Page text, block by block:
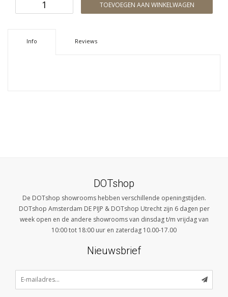
TOEVOEGEN AAN WINKELWAGEN
Info Reviews
DOTshop
De DOTshop showrooms hebben verschillende openingstijden.
DOTshop Amsterdam DE PIJP & DOTshop Utrecht zijn 6 dagen per
week open en de andere showrooms van dinsdag t/m vrijdag van
10:00 tot 18:00 uur en zaterdag 10.00-17.00
Nieuwsbrief